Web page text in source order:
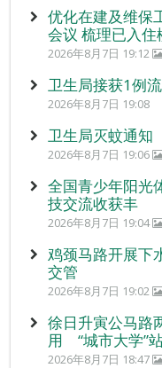
优化在建及维保
会议 梳理已入
2026年8月7日 19:12
卫生局接获1例
2026年8月7日 19:08
卫生局灭蚊通知
2026年8月7日 19:06
全国青少年阳光
技交流收获丰
2026年8月7日 19:04
鸡颈马路开展
交管
2026年8月7日 19:02
徐日升寅公马路
用 “城市大学”
2026年8月7日 18:47